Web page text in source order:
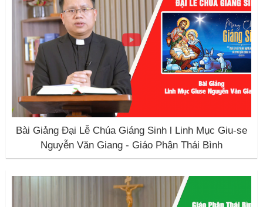
Bài Giảng Đại Lễ Chúa Giáng Sinh l Linh Mục Giu-se
Nguyễn Văn Giang - Giáo Phận Thái Bình